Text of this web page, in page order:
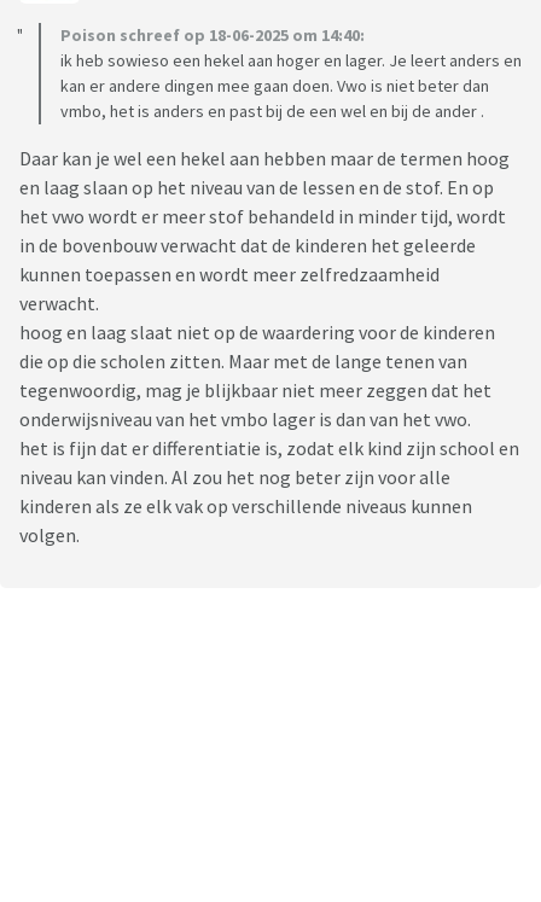
Poison schreef op 18-06-2025 om 14:40:
ik heb sowieso een hekel aan hoger en lager. Je leert anders en
kan er andere dingen mee gaan doen. Vwo is niet beter dan
vmbo, het is anders en past bij de een wel en bij de ander .
Daar kan je wel een hekel aan hebben maar de termen hoog
en laag slaan op het niveau van de lessen en de stof. En op
het vwo wordt er meer stof behandeld in minder tijd, wordt
in de bovenbouw verwacht dat de kinderen het geleerde
kunnen toepassen en wordt meer zelfredzaamheid
verwacht.
hoog en laag slaat niet op de waardering voor de kinderen
die op die scholen zitten. Maar met de lange tenen van
tegenwoordig, mag je blijkbaar niet meer zeggen dat het
onderwijsniveau van het vmbo lager is dan van het vwo.
het is fijn dat er differentiatie is, zodat elk kind zijn school en
niveau kan vinden. Al zou het nog beter zijn voor alle
kinderen als ze elk vak op verschillende niveaus kunnen
volgen.